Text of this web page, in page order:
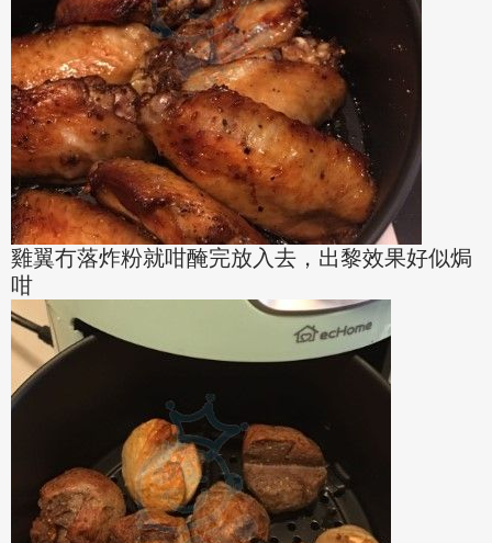
雞翼冇落炸粉就咁醃完放入去，出黎效果好似焗
咁